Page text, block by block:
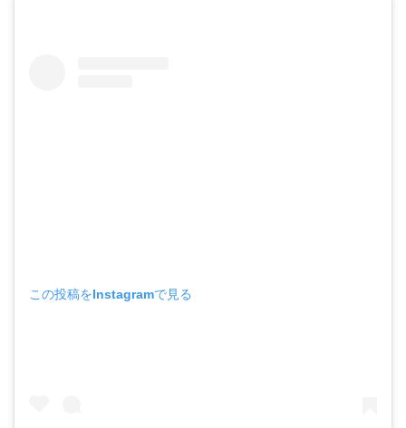
この投稿をInstagramで見る